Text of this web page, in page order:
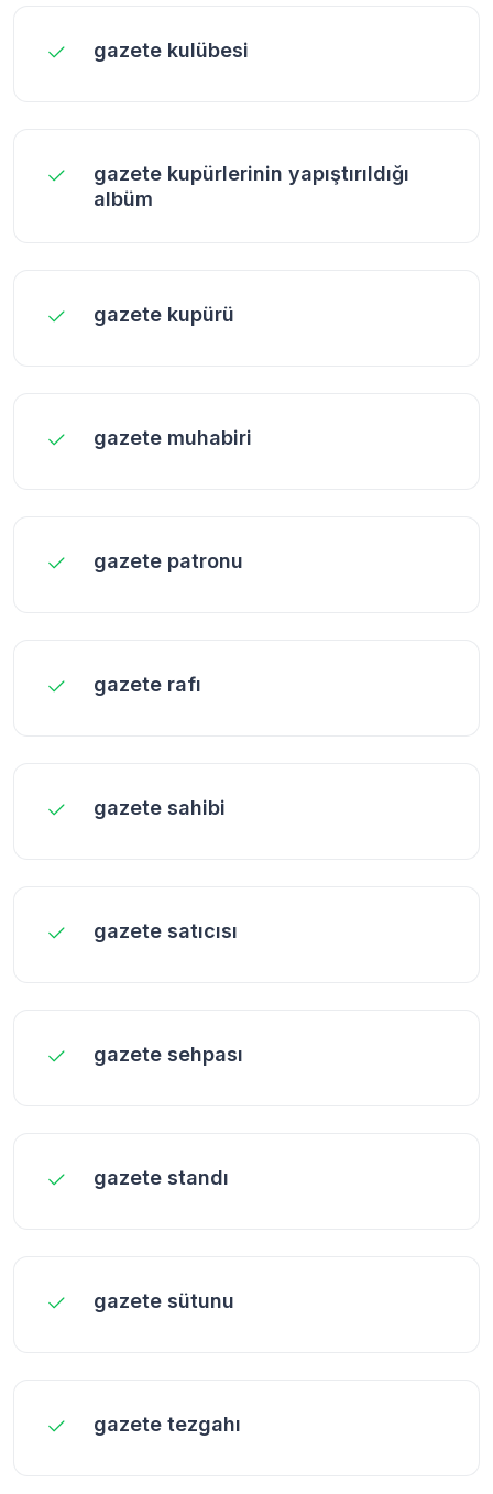
gazete kulübesi
gazete kupürlerinin yapıştırıldığı
albüm
gazete kupürü
gazete muhabiri
gazete patronu
gazete rafı
gazete sahibi
gazete satıcısı
gazete sehpası
gazete standı
gazete sütunu
gazete tezgahı